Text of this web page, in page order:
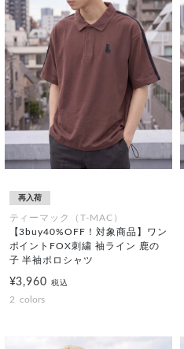
再入荷
ティーマック（T-MAC）
【3buy40%OFF！対象商品】ワン
ポイントFOX刺繍 袖ライン 鹿の
子 半袖ポロシャツ
¥3,960税込
2 colors